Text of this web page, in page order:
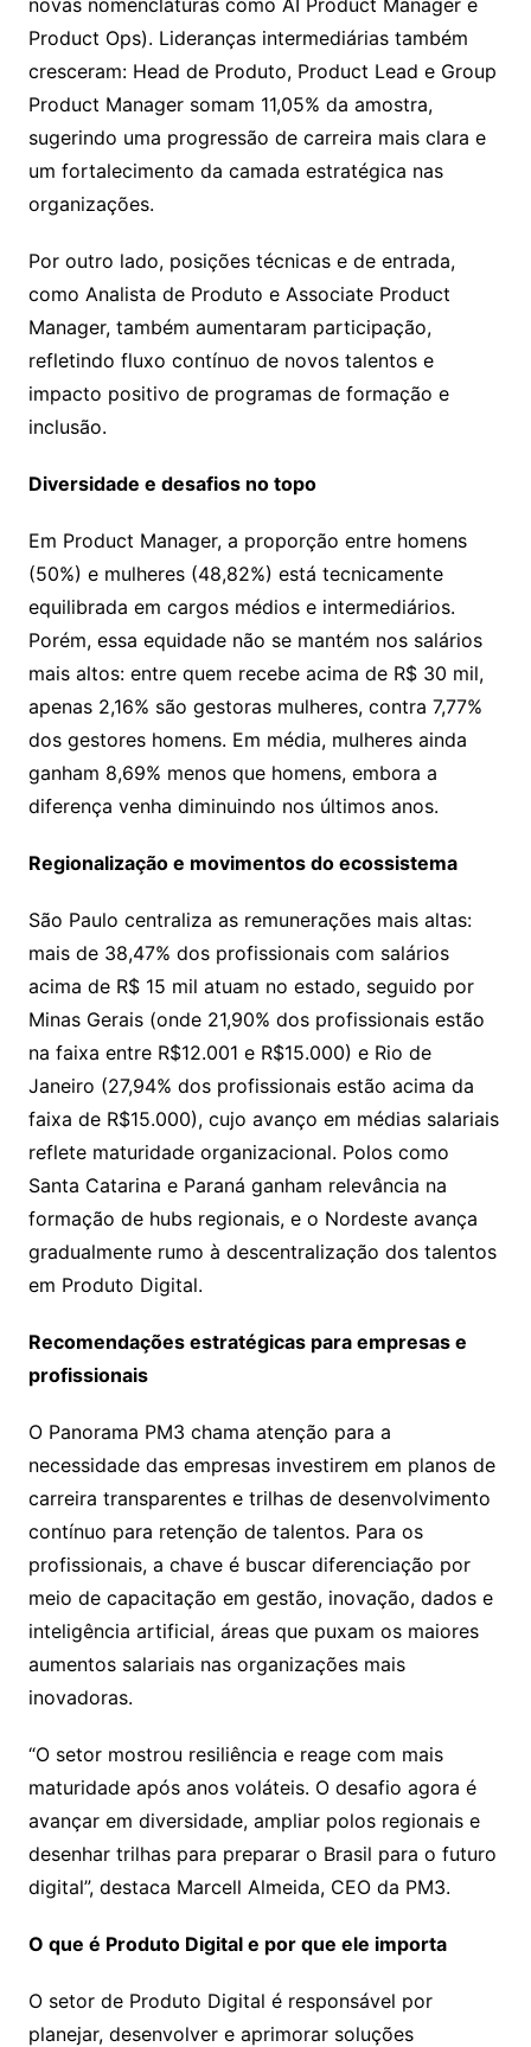
novas nomenclaturas como AI Product Manager e
Product Ops). Lideranças intermediárias também
cresceram: Head de Produto, Product Lead e Group
Product Manager somam 11,05% da amostra,
sugerindo uma progressão de carreira mais clara e
um fortalecimento da camada estratégica nas
organizações.
Por outro lado, posições técnicas e de entrada,
como Analista de Produto e Associate Product
Manager, também aumentaram participação,
refletindo fluxo contínuo de novos talentos e
impacto positivo de programas de formação e
inclusão.
Diversidade e desafios no topo
Em Product Manager, a proporção entre homens
(50%) e mulheres (48,82%) está tecnicamente
equilibrada em cargos médios e intermediários.
Porém, essa equidade não se mantém nos salários
mais altos: entre quem recebe acima de R$ 30 mil,
apenas 2,16% são gestoras mulheres, contra 7,77%
dos gestores homens. Em média, mulheres ainda
ganham 8,69% menos que homens, embora a
diferença venha diminuindo nos últimos anos.
Regionalização e movimentos do ecossistema
São Paulo centraliza as remunerações mais altas:
mais de 38,47% dos profissionais com salários
acima de R$ 15 mil atuam no estado, seguido por
Minas Gerais (onde 21,90% dos profissionais estão
na faixa entre R$12.001 e R$15.000) e Rio de
Janeiro (27,94% dos profissionais estão acima da
faixa de R$15.000), cujo avanço em médias salariais
reflete maturidade organizacional. Polos como
Santa Catarina e Paraná ganham relevância na
formação de hubs regionais, e o Nordeste avança
gradualmente rumo à descentralização dos talentos
em Produto Digital.
Recomendações estratégicas para empresas e
profissionais
O Panorama PM3 chama atenção para a
necessidade das empresas investirem em planos de
carreira transparentes e trilhas de desenvolvimento
contínuo para retenção de talentos. Para os
profissionais, a chave é buscar diferenciação por
meio de capacitação em gestão, inovação, dados e
inteligência artificial, áreas que puxam os maiores
aumentos salariais nas organizações mais
inovadoras.
“O setor mostrou resiliência e reage com mais
maturidade após anos voláteis. O desafio agora é
avançar em diversidade, ampliar polos regionais e
desenhar trilhas para preparar o Brasil para o futuro
digital”, destaca Marcell Almeida, CEO da PM3.
O que é Produto Digital e por que ele importa
O setor de Produto Digital é responsável por
planejar, desenvolver e aprimorar soluções